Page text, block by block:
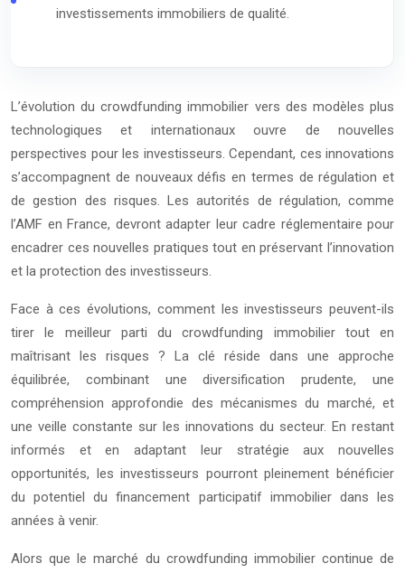
investissements immobiliers de qualité.
L’évolution du crowdfunding immobilier vers des modèles plus
technologiques et internationaux ouvre de nouvelles
perspectives pour les investisseurs. Cependant, ces innovations
s’accompagnent de nouveaux défis en termes de régulation et
de gestion des risques. Les autorités de régulation, comme
l’AMF en France, devront adapter leur cadre réglementaire pour
encadrer ces nouvelles pratiques tout en préservant l’innovation
et la protection des investisseurs.
Face à ces évolutions, comment les investisseurs peuvent-ils
tirer le meilleur parti du crowdfunding immobilier tout en
maîtrisant les risques ? La clé réside dans une approche
équilibrée, combinant une diversification prudente, une
compréhension approfondie des mécanismes du marché, et
une veille constante sur les innovations du secteur. En restant
informés et en adaptant leur stratégie aux nouvelles
opportunités, les investisseurs pourront pleinement bénéficier
du potentiel du financement participatif immobilier dans les
années à venir.
Alors que le marché du crowdfunding immobilier continue de